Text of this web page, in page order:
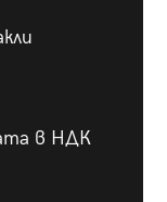
в НДК